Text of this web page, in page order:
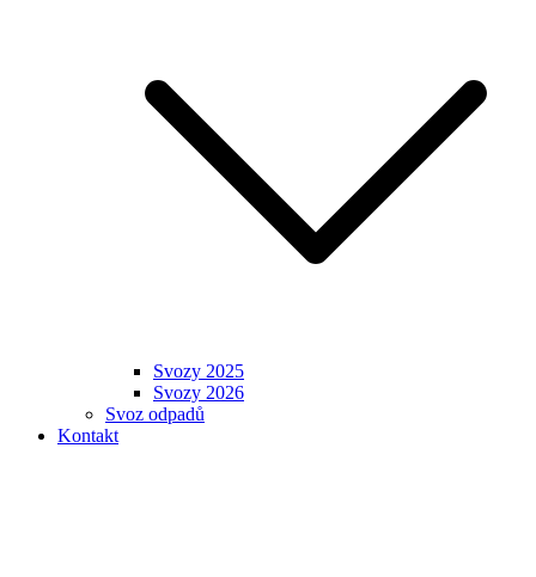
Svozy 2025
Svozy 2026
Svoz odpadů
Kontakt